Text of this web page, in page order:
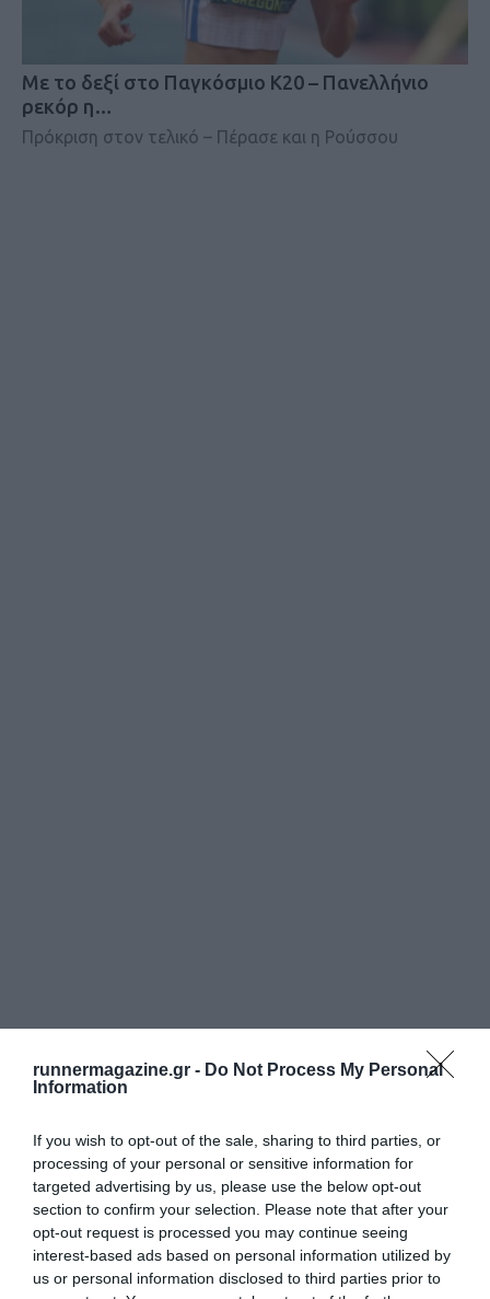
runnermagazine.gr - Do Not Process My Personal
Information
If you wish to opt-out of the sale, sharing to third parties, or
processing of your personal or sensitive information for
targeted advertising by us, please use the below opt-out
section to confirm your selection. Please note that after your
opt-out request is processed you may continue seeing
interest-based ads based on personal information utilized by
us or personal information disclosed to third parties prior to
Mε το δεξί στο Παγκόσμιο Κ20 – Πανελλήνιο
ρεκόρ η…
Πρόκριση στον τελικό – Πέρασε και η Ρούσσου